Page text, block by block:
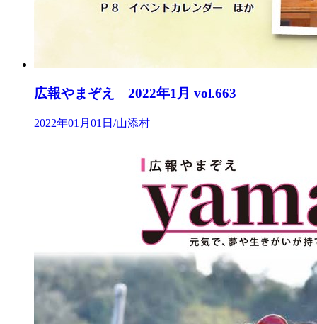
広報やまぞえ 2022年1月 vol.663
2022年01月01日/山添村